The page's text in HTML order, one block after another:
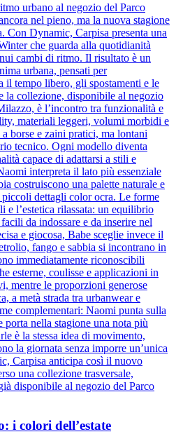
urbano al negozio del Parco
nel pieno, ma la nuova stagione
Con Dynamic, Carpisa presenta una
che guarda alla quotidianità
cambi di ritmo. Il risultato è un
urbana, pensati per
il tempo libero, gli spostamenti e le
la collezione, disponibile al negozio
è l’incontro tra funzionalità e
materiali leggeri, volumi morbidi e
borse e zaini pratici, ma lontani
tecnico. Ogni modello diventa
capace di adattarsi a stili e
interpreta il lato più essenziale
costruiscono una palette naturale e
dettagli color ocra. Le forme
l’estetica rilassata: un equilibrio
da indossare e da inserire nel
e giocosa, Babe sceglie invece il
fango e sabbia si incontrano in
immediatamente riconoscibili
esterne, coulisse e applicazioni in
mentre le proporzioni generose
a metà strada tra urbanwear e
complementari: Naomi punta sulla
nella stagione una nota più
è la stessa idea di movimento,
la giornata senza imporre un’unica
Carpisa anticipa così il nuovo
una collezione trasversale,
disponibile al negozio del Parco
i colori dell’estate